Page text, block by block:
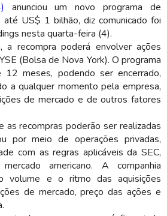
anunciou um novo programa de
US$ 1 bilhão, diz comunicado foi
nesta quarta-feira (4).
a recompra poderá envolver ações
(Bolsa de Nova York). O programa
12 meses, podendo ser encerrado,
a qualquer momento pela empresa,
de mercado e de outros fatores
as recompras poderão ser realizadas
por meio de operações privadas,
com as regras aplicáveis da SEC,
americano. A companhia
volume e o ritmo das aquisições
de mercado, preço das ações e